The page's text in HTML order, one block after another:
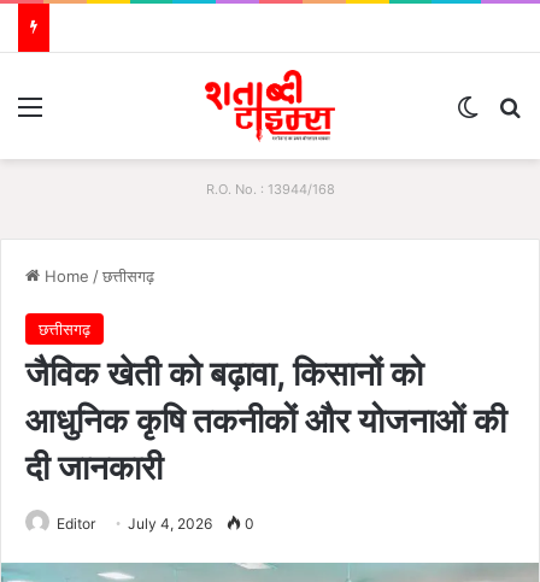
R.O. No. : 13944/168
Home /छत्तीसगढ़
छत्तीसगढ़
जैविक खेती को बढ़ावा, किसानों को
आधुनिक कृषि तकनीकों और योजनाओं की
दी जानकारी
Editor July 4, 2026 0